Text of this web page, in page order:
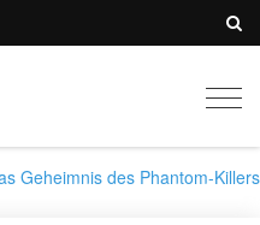
Geheimnis des Phantom-Killers